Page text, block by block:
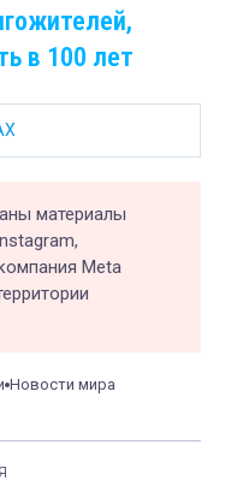
в 100 лет
материалы
Meta
Новости мира